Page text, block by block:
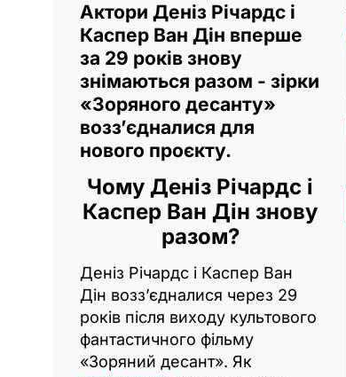
Актори Деніз Річардс і
Каспер Ван Дін вперше
за 29 років знову
знімаються разом - зірки
«Зоряного десанту»
возз’єдналися для
нового проєкту.
Чому Деніз Річардс і
Каспер Ван Дін знову
разом?
Деніз Річардс і Каспер Ван
Дін возз’єдналися через 29
років після виходу культового
фантастичного фільму
«Зоряний десант». Як